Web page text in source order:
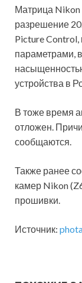
Матрица Nikon
разрешение
Picture Control,
параметрами,
устройства в
В тоже время
отложен.
сообщаются.
Также ранее
камер Nikon
прошивки.
Источник: